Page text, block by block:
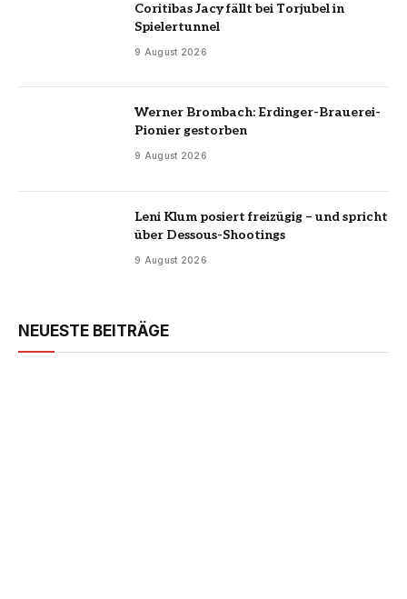
Coritibas Jacy fällt bei Torjubel in
Spielertunnel
9 August 2026
Werner Brombach: Erdinger-Brauerei-
Pionier gestorben
9 August 2026
Leni Klum posiert freizügig – und spricht
über Dessous-Shootings
9 August 2026
NEUESTE BEITRÄGE